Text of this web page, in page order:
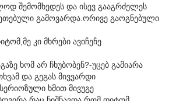
შემომხედეს და ისევ გააგრძელეს
გამოვარდა.ორივე გაოგნებული
კი მხრები ავიჩეჩე
ხომ არ ჩხუბობენ?-უცებ გამიარა
და გეგას მივვარდი
ხმით მივუგე